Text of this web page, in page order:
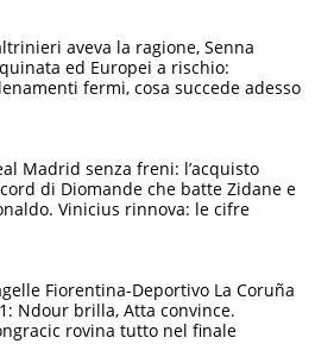
aveva la ragione, Senna
ed Europei a rischio:
fermi, cosa succede adesso
Madrid senza freni: l’acquisto
di Diomande che batte Zidane e
Vinicius rinnova: le cifre
Fiorentina-Deportivo La Coruña
Ndour brilla, Atta convince.
rovina tutto nel finale